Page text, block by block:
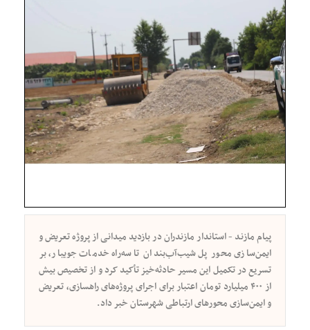
پیام مازند - استاندار مازندران در بازدید میدانی از پروژه تعریض و
ایمن‌سازی محور پل شیب‌آب‌بندان تا سه‌راه خدمات جویبار، بر
تسریع در تکمیل این مسیر حادثه‌خیز تأکید کرد و از تخصیص بیش
از ۴۰۰ میلیارد تومان اعتبار برای اجرای پروژه‌های راهسازی، تعریض
و ایمن‌سازی محورهای ارتباطی شهرستان خبر داد.